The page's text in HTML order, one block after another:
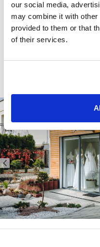
our social media,
may combine it with other
provided to them or that
of their services.